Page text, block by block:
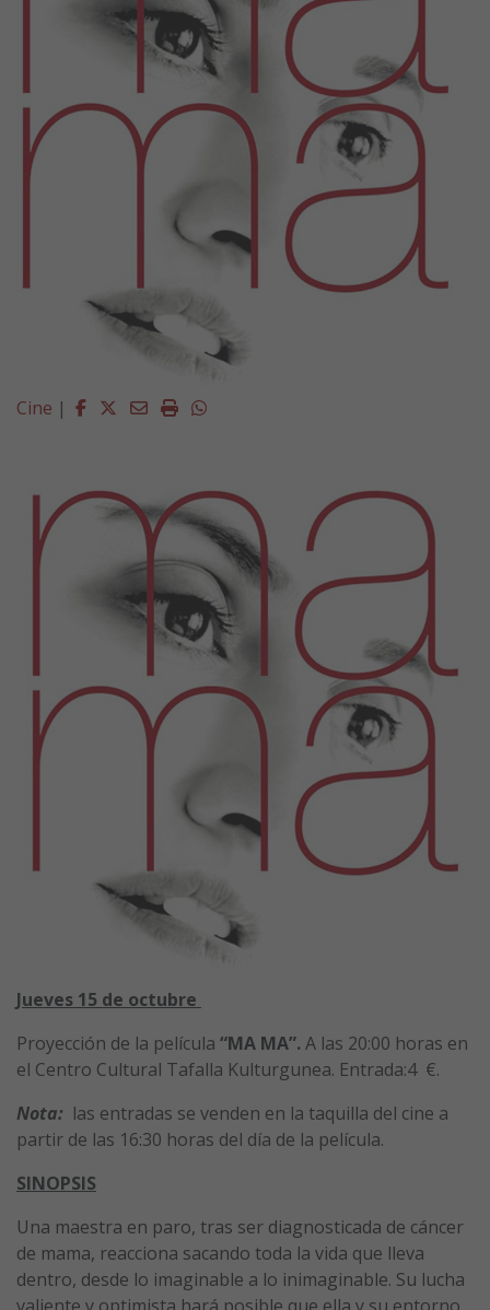
Cine | Facebook
Twitter
EmailImprimirWhatsapp
Jueves 15 de octubre
Proyección de la película “MA MA”. A las 20:00 horas en
el Centro Cultural Tafalla Kulturgunea. Entrada:4 €.
Nota: las entradas se venden en la taquilla del cine a
partir de las 16:30 horas del día de la película.
SINOPSIS
Una maestra en paro, tras ser diagnosticada de cáncer
de mama, reacciona sacando toda la vida que lleva
dentro, desde lo imaginable a lo inimaginable. Su lucha